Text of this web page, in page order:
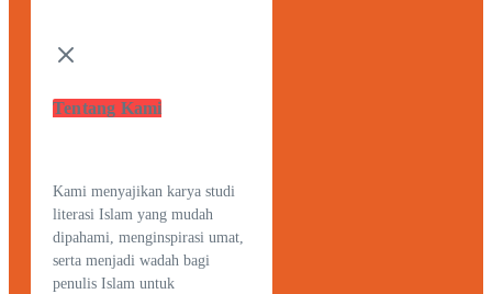
Tentang Kami
Kami menyajikan karya studi
literasi Islam yang mudah
dipahami, menginspirasi umat,
serta menjadi wadah bagi
penulis Islam untuk